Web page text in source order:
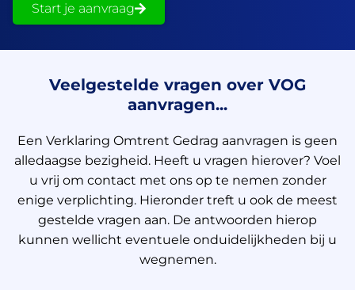
Start je aanvraag
Veelgestelde vragen over VOG
aanvragen...
Een Verklaring Omtrent Gedrag aanvragen is geen
alledaagse bezigheid. Heeft u vragen hierover? Voel
u vrij om contact met ons op te nemen zonder
enige verplichting. Hieronder treft u ook de meest
gestelde vragen aan. De antwoorden hierop
kunnen wellicht eventuele onduidelijkheden bij u
wegnemen.